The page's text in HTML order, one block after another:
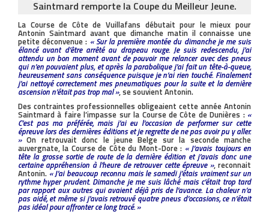
Saintmard remporte la Coupe du Meilleur Jeune.
La Course de Côte de Vuillafans débutait pour le mieux pour
Antonin Saintmard avant que dimanche matin il connaisse une
petite déconvenue : « Sur la première montée du dimanche je me suis
élancé avant d’être arrêté au drapeau rouge. Je suis redescendu, j’ai
attendu un bon moment avant de pouvoir me relancer avec des pneus
qui n’en pouvaient plus, et après la parabolique j’ai fait un tête-à-queue,
heureusement sans conséquence puisque je n’ai rien touché. Finalement
j’ai nettoyé correctement mes pneumatiques pour la suite et la dernière
ascension n’était pas trop mal », se souvient Antonin.
Des contraintes professionnelles obligeaient cette année Antonin
Saintmard à faire l’impasse sur la Course de Côte de Dunières : «
C’est pas ma préférée, mais j’ai eu l’occasion de performer sur cette
épreuve lors des dernières éditions et je regrette de ne pas avoir pu y aller.
»On retrouvait donc le jeune Belge sur la seconde manche
auvergnate, la Course de Côte du Mont-Dore : « J’avais toujours en
tête la grosse sortie de route de la dernière édition et j’avais donc une
certaine appréhension à l’heure de retrouver cette épreuve », reconnait
Antonin. « J’ai beaucoup reconnu mais le samedi j’étais vraiment sur un
rythme hyper prudent. Dimanche je me suis lâché mais c’était trop tard
par rapport aux autres qui avaient déjà pris de l’avance. La chaleur n’a
pas aidé, et même si j’avais retrouvé quatre pneus d’occasions, ce n’était
pas idéal pour affronter ce long tracé. »